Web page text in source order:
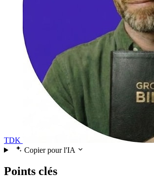
TDK
Copier pour l'IA
Points clés